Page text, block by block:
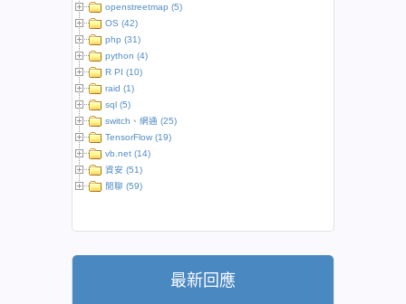
openstreetmap (5)
OS (42)
php (31)
python (4)
R PI (10)
raid (1)
sql (5)
switch、網通 (25)
TensorFlow (19)
vb.net (14)
資安 (51)
閒聊 (59)
最新回應